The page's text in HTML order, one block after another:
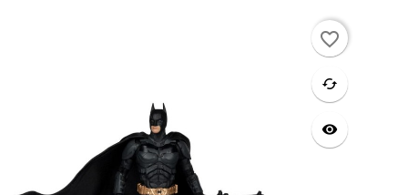
favorite
cached
visibility
favorite_border